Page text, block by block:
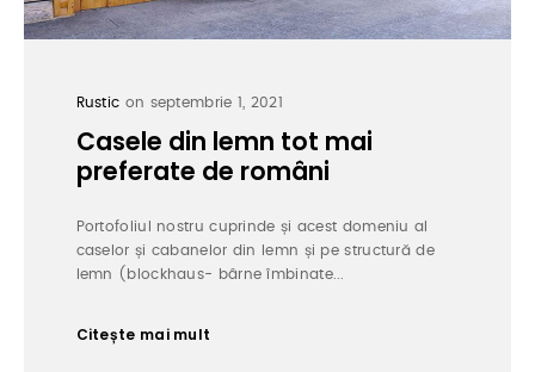
Rustic on septembrie 1, 2021
Casele din lemn tot mai
preferate de români
Portofoliul nostru cuprinde și acest domeniu al
caselor și cabanelor din lemn și pe structură de
lemn (blockhaus- bârne îmbinate...
Citește mai mult